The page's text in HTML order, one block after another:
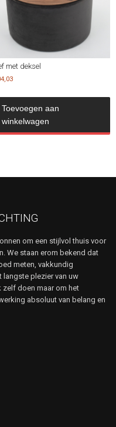
met deksel
Toevoegen aan
winkelwagen
om een stijlvol thuis voor
We staan erom bekend dat
meten, vakkundig
plezier van uw
zelf doen maar om het
absoluut van belang en